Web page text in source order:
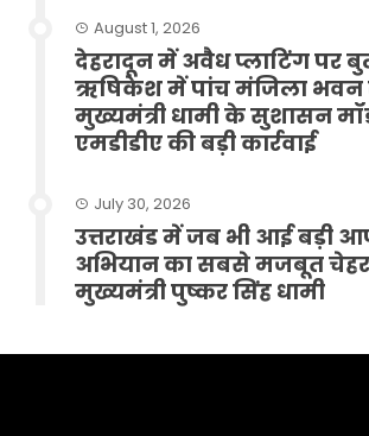
August 1, 2026
देहरादून में अवैध प्लाटिंग पर
ऋषिकेश में पांच मंजिला
मुख्यमंत्री धामी के सुशासन
एमडीडीए की बड़ी कार्रवाई
July 30, 2026
उत्तराखंड में जब भी आई बड़ी
अभियान का सबसे मजबूत
मुख्यमंत्री पुष्कर सिंह धामी